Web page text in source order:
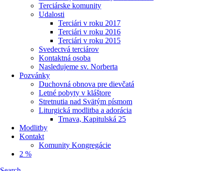
Terciárske komunity
Udalosti
Terciári v roku 2017
Terciári v roku 2016
Terciári v roku 2015
Svedectvá terciárov
Kontaktná osoba
Nasledujeme sv. Norberta
Pozvánky
Duchovná obnova pre dievčatá
Letné pobyty v kláštore
Stretnutia nad Svätým písmom
Liturgická modlitba a adorácia
Trnava, Kapitulská 25
Modlitby
Kontakt
Komunity Kongregácie
2 %